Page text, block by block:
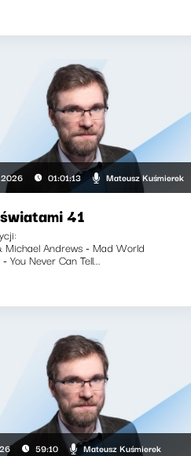
01:01:13 Mateusz Kuśmierek
41
Michael Andrews - Mad World
You Never Can Tell...
59:10 Mateusz Kuśmierek